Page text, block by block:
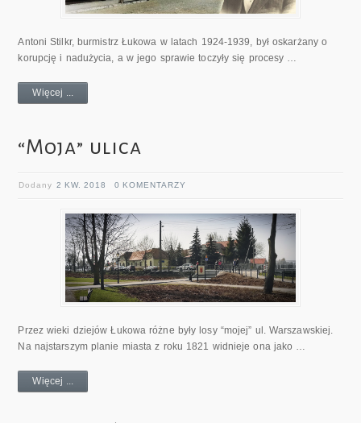
Antoni Stilkr, burmistrz Łukowa w latach 1924-1939, był oskarżany o
korupcję i nadużycia, a w jego sprawie toczyły się procesy …
Więcej ...
“Moja” ulica
Dodany2 KW. 2018 0 KOMENTARZY
Przez wieki dziejów Łukowa różne były losy “mojej” ul. Warszawskiej.
Na najstarszym planie miasta z roku 1821 widnieje ona jako …
Więcej ...